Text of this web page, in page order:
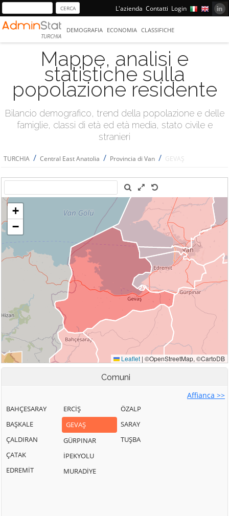
L'azienda Contatti Login
TURCHIA
DEMOGRAFIA ECONOMIA CLASSIFICHE
Mappe, analisi e
statistiche sulla
popolazione residente
Bilancio demografico, trend della popolazione e delle
famiglie, classi di età ed età media, stato civile e
stranieri
TURCHIA / Central East Anatolia / Provincia di Van / GEVAŞ
Comuni
Affianca >>
BAHÇESARAY
BAŞKALE
ÇALDIRAN
ÇATAK
EDREMİT
ERCİŞ
GEVAŞ
GÜRPINAR
İPEKYOLU
MURADİYE
ÖZALP
SARAY
TUŞBA